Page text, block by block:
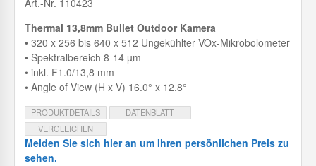
Art.-Nr. 110423
Thermal 13,8mm Bullet Outdoor Kamera
• 320 x 256 bis 640 x 512 Ungekühlter VOx-Mikrobolometer
• Spektralbereich 8-14 µm
• inkl. F1.0/13,8 mm
• Angle of View (H x V) 16.0° x 12.8°
PRODUKTDETAILS
DATENBLATT
VERGLEICHEN
Melden Sie sich hier an um Ihren persönlichen Preis zu
sehen.